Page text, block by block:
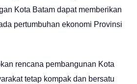
Kota Batam dapat memberikan
pertumbuhan ekonomi Provinsi
rencana pembangunan Kota
tetap kompak dan bersatu